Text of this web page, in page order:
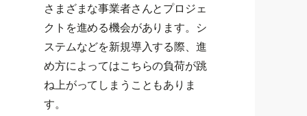
さまざまな事業者さんとプロジェ
クトを進める機会があります。シ
ステムなどを新規導入する際、進
め方によってはこちらの負荷が跳
ね上がってしまうこともありま
す。